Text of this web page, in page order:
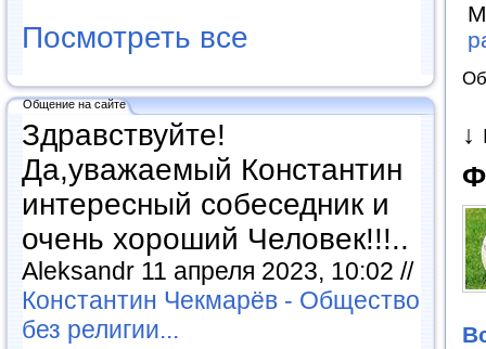
Посмотреть все
Общение на сайте
Здравствуйте!
Да,уважаемый Константин
интересный собеседник и
очень хороший Человек!!!..
Aleksandr 11 апреля 2023, 10:02 //
Константин Чекмарёв - Общество
без религии...